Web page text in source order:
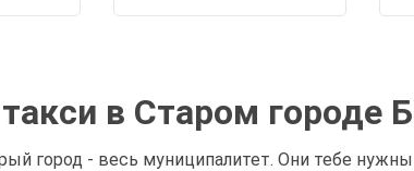
в Старом городе
город - весь муниципалитет. Они тебе